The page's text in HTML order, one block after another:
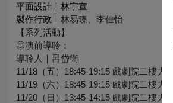
平面設計｜林宇宣
製作行政｜ 林易臻、李佳怡
【系列活動】
◎演前導聆：
導聆人｜呂岱衛
11/18（五）18:45-19:15 戲劇院二樓大廳
11/19（六）18:45-19:15 戲劇院二樓大廳
11/20（日）13:45-14:15 戲劇院二樓大廳